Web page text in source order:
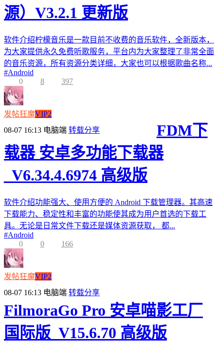
源）V3.2.1 更新版
软件介绍柠檬音乐是一款目前不收费的音乐软件，全新版本，
为大家提供永久免费听歌服务，平台内为大家整理了非常全面
的音乐资源，所有资源分类详细，大家也可以根据歌曲名称...
#Android
0
8 397
发帖狂魔VIP2
08-07 16:13 电脑端 转载分享
FDM下
载器 安卓多功能下载器
_V6.34.4.6974 高级版
软件介绍功能强大、使用方便的 Android 下载管理器。其高速
下载能力、稳定性和丰富的功能使其成为用户首选的下载工
具。无论是日常文件下载还是媒体资源获取， 都...
#Android
0
0 166
发帖狂魔VIP2
08-07 16:13 电脑端 转载分享
FilmoraGo Pro 安卓喵影工厂
国际版_V15.6.70 高级版